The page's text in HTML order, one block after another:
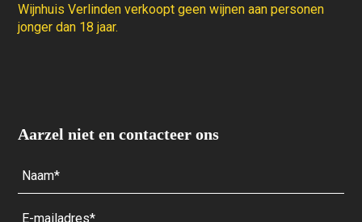
Wijnhuis Verlinden verkoopt geen wijnen aan personen
jonger dan 18 jaar.
Aarzel niet en contacteer ons